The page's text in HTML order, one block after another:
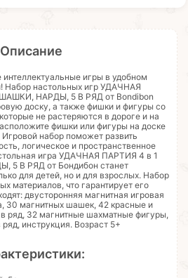
Описание
игры в удобном
Набор настольных игр УДАЧНАЯ
НАРДЫ, 5 В РЯД от Bondibon
доску, а также фишки и фигуры со
не растеряются в дороге и на
фишки или фигуры на доске
Игровой набор поможет развить
логическое и пространственное
игра УДАЧНАЯ ПАРТИЯ 4 в 1
В РЯД от Бондибон станет
для детей, но и для взрослых. Набор
материалов, что гарантирует его
двусторонняя магнитная игровая
30 магнитных шашек, 42 красные и
ряд, 32 магнитные шахматные фигуры,
инструкция. Возраст 5+